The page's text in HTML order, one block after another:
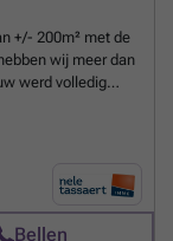
+/- 200m² met de
wij meer dan
werd volledig
een tussenverdiep
appartement
zit-en eethoek en
keuken
Bellen